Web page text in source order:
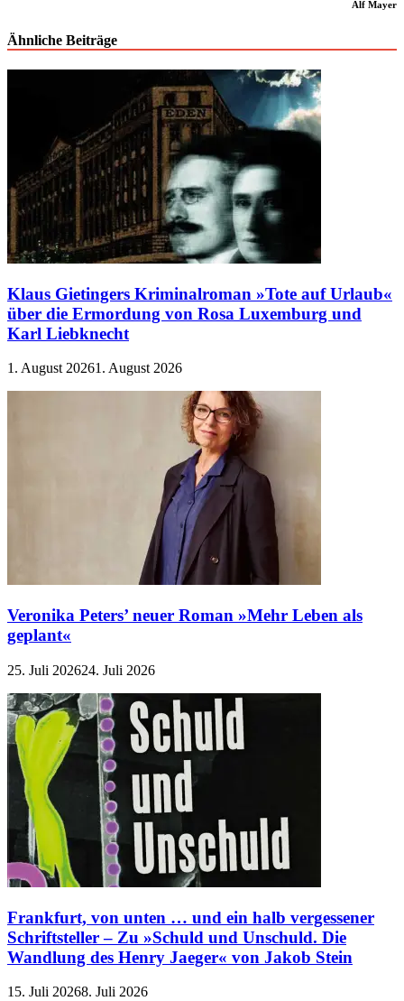
Alf Mayer
Ähnliche Beiträge
Klaus Gietingers Kriminalroman »Tote auf Urlaub«
über die Ermordung von Rosa Luxemburg und
Karl Liebknecht
1. August 20261. August 2026
Veronika Peters’ neuer Roman »Mehr Leben als
geplant«
25. Juli 202624. Juli 2026
Frankfurt, von unten … und ein halb vergessener
Schriftsteller – Zu »Schuld und Unschuld. Die
Wandlung des Henry Jaeger« von Jakob Stein
15. Juli 20268. Juli 2026